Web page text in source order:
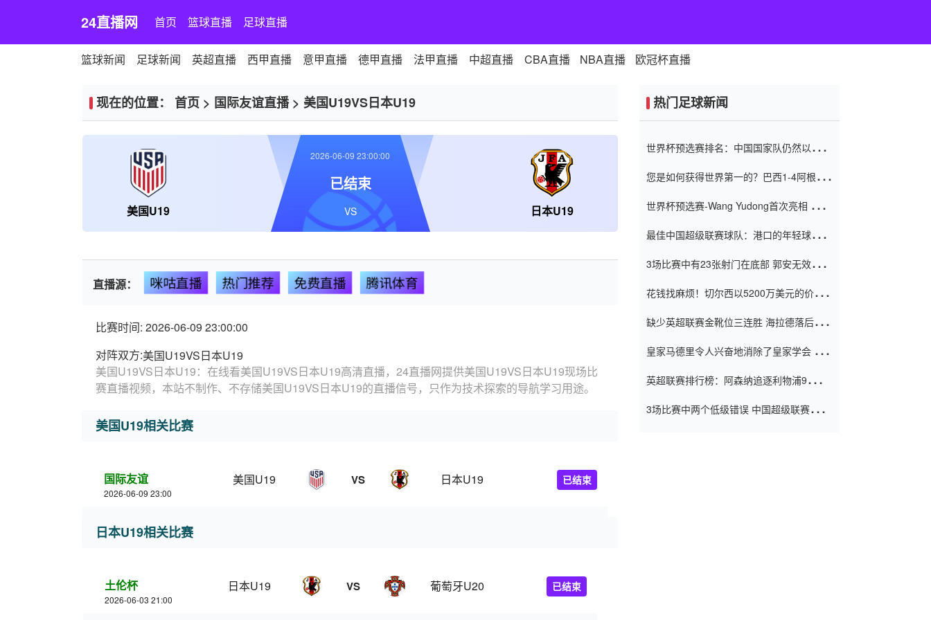
24直播网 首页 篮球直播 足球直播
篮球新闻 足球新闻 英超直播 西甲直播 意甲直播 德甲直播 法甲直播 中超直播 CBA直播 NBA直播 欧冠杯直播
现在的位置： 首页 > 国际友谊直播> 美国U19VS日本U19
美国U19 日本U19
2026-06-09 23:00:00
已结束
VS
直播源： 咪咕直播 热门推荐 免费直播 腾讯体育
比赛时间: 2026-06-09 23:00:00
对阵双方:美国U19VS日本U19
美国U19VS日本U19：在线看美国U19VS日本U19高清直播，24直播网提供美国U19VS日本U19现场比
赛直播视频，本站不制作、不存储美国U19VS日本U19的直播信号，只作为技术探索的导航学习用途。
美国U19相关比赛
国际友谊
2026-06-09 23:00
美国U19 VS 日本U19 已结束
日本U19相关比赛
土伦杯
2026-06-03 21:00
日本U19 VS 葡萄牙U20 已结束
热门足球新闻
世界杯预选赛排名：中国国家队仍然以6分
您是如何获得世界第一的？巴西1-4阿根
世界杯预选赛-Wang Yudong首次亮相 中国
最佳中国超级联赛球队：港口的年轻球员在
（Taishan）
3场比赛中有23张射门在底部 郭安无效传球
花钱找麻烦！切尔西以5200万美元的价格
窗口
缺少英超联赛金靴位三连胜 海拉德落后6球
皇家马德里令人兴奋地消除了皇家学会 安
英超联赛排行榜：阿森纳追逐利物浦9分 曼
3场比赛中两个低级错误 中国超级联赛的前